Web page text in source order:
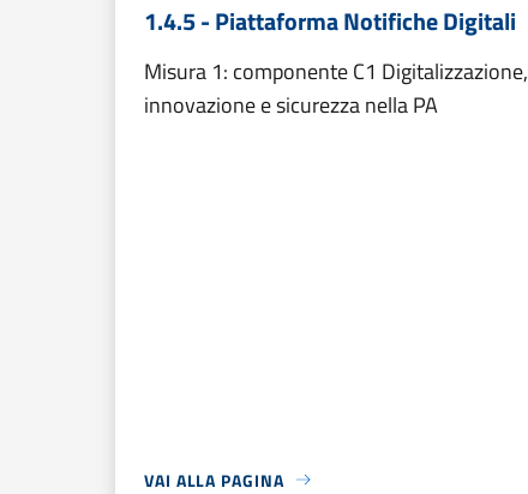
1.4.5 - Piattaforma Notifiche Digitali
Misura 1: componente C1 Digitalizzazione,
innovazione e sicurezza nella PA
VAI ALLA PAGINA